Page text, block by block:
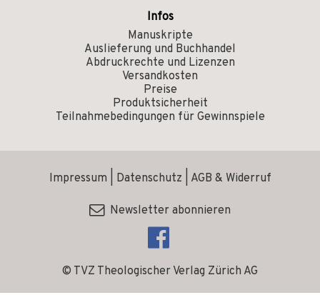
Infos
Manuskripte
Auslieferung und Buchhandel
Abdruckrechte und Lizenzen
Versandkosten
Preise
Produktsicherheit
Teilnahmebedingungen für Gewinnspiele
© TVZ Theologischer Verlag Zürich AG
Impressum Datenschutz AGB & Widerruf
Newsletter abonnieren